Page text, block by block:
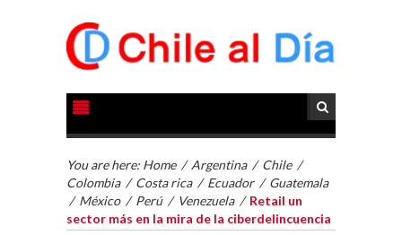
You are here: Home /Argentina / Chile /
Colombia / Costa rica / Ecuador / Guatemala
/ México / Perú / Venezuela / Retail un
sector más en la mira de la ciberdelincuencia